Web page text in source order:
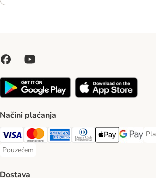
Načini plaćanja
Visa Payment Method
MasterCard Payment Method
American Express Payment Method
Diners Club Payment
Payment Method
Google pay
Pouzećem
Pouzećem Payment Method
Dostava